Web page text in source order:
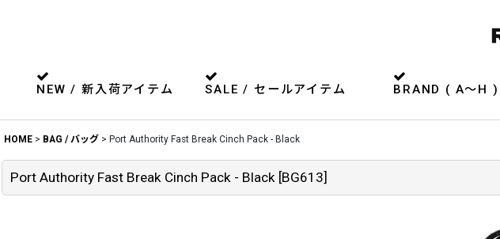
NEW / 新入荷アイテム SALE / セールアイテム BRAND ( A〜H )
HOME > BAG / バッグ > Port Authority Fast Break Cinch Pack - Black
Port Authority Fast Break Cinch Pack - Black [BG613]